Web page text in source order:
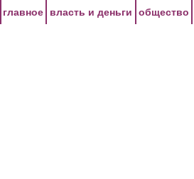
главное власть и деньги общество